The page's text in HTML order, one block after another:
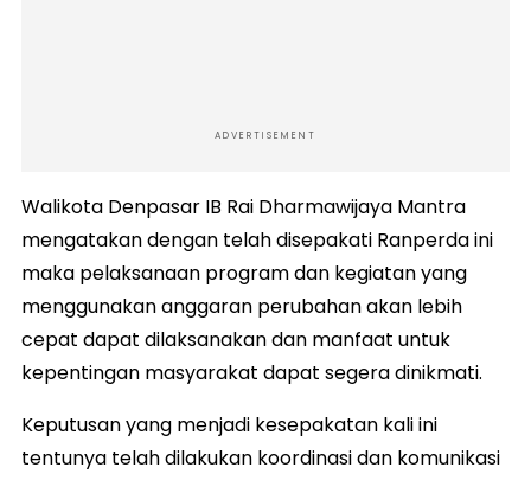
ADVERTISEMENT
Walikota Denpasar IB Rai Dharmawijaya Mantra
mengatakan dengan telah disepakati Ranperda ini
maka pelaksanaan program dan kegiatan yang
menggunakan anggaran perubahan akan lebih
cepat dapat dilaksanakan dan manfaat untuk
kepentingan masyarakat dapat segera dinikmati.
Keputusan yang menjadi kesepakatan kali ini
tentunya telah dilakukan koordinasi dan komunikasi